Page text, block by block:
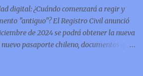
digital: ¿Cuándo comenzará a regir y
"antiguo"? El Registro Civil anunció
de 2024 se podrá obtener la nueva
pasaporte chileno, documentos que